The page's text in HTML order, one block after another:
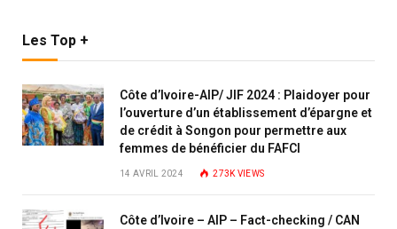
Les Top +
Côte d’Ivoire-AIP/ JIF 2024 : Plaidoyer pour
l’ouverture d’un établissement d’épargne et
de crédit à Songon pour permettre aux
femmes de bénéficier du FAFCI
14 AVRIL 2024 273KVIEWS
Côte d’Ivoire – AIP – Fact-checking / CAN